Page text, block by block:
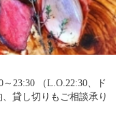
23:30 （L.O.22:30、ド
貸し切りもご相談承り